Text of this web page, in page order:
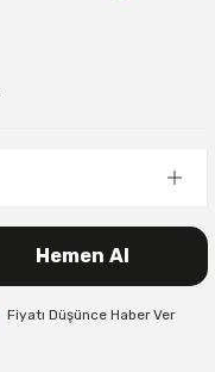
Hemen Al
Fiyatı Düşünce Haber Ver